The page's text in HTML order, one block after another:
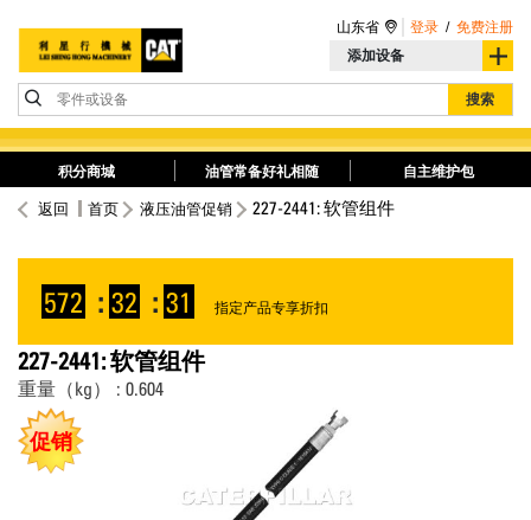
添加设备
零件或设备 搜索
山东省 登录 / 免费注册
积分商城 油管常备好礼相随 自主维护包
返回 首页 液压油管促销 227-2441: 软管组件
572 : 32 : 31 指定产品专享折扣
227-2441: 软管组件
重量（kg） : 0.604
促销